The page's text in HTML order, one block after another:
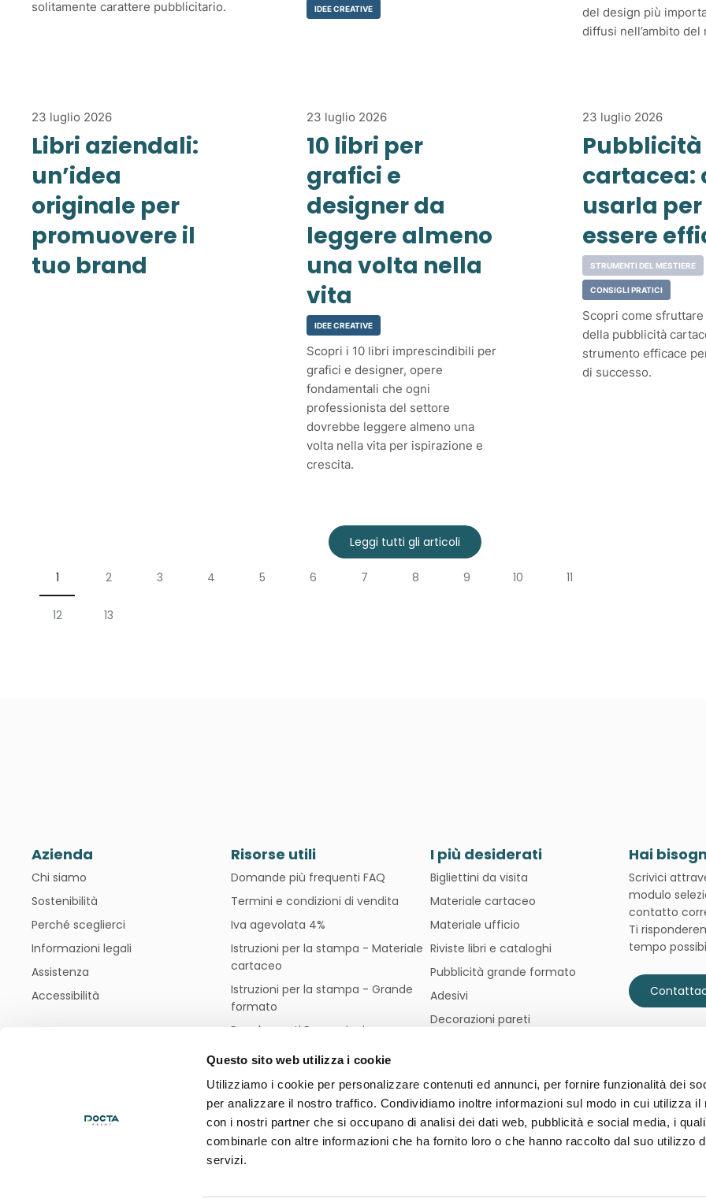
Questo sito web utilizza i cookie
Utilizziamo i cookie per personalizzare contenuti ed annunci, per fornire funzionalità dei
per analizzare il nostro traffico. Condividiamo inoltre informazioni sul modo in cui utilizza il
con i nostri partner che si occupano di analisi dei dati web, pubblicità e social media, i
combinarle con altre informazioni che ha fornito loro o che hanno raccolto dal suo utilizzo
servizi.
solitamente carattere pubblicitario.
IDEE CREATIVE
del design più
diffusi nell’ambito del
23 luglio 2026
Libri aziendali:
un’idea
originale per
promuovere il
tuo brand
23 luglio 2026
10 libri per
grafici e
designer da
leggere almeno
una volta nella
vita
IDEE CREATIVE
Scopri i 10 libri imprescindibili per
grafici e designer, opere
fondamentali che ogni
professionista del settore
dovrebbe leggere almeno una
volta nella vita per ispirazione e
crescita.
23 luglio 2026
Pubblicità
cartacea:
usarla per
essere
STRUMENTI DEL MESTIERE
CONSIGLI PRATICI
Scopri come
della pubblicità
strumento efficace
di successo.
Leggi tutti gli articoli
1 2 3 4 5 6 7 8 9 10 11
12 13
Azienda
Chi siamo
Sostenibilità
Perché sceglierci
Informazioni legali
Assistenza
Accessibilità
Risorse utili
Domande più frequenti FAQ
Termini e condizioni di vendita
Iva agevolata 4%
Istruzioni per la stampa - Materiale
cartaceo
Istruzioni per la stampa - Grande
formato
Regolamenti Promozioni
Blog
I più desiderati
Bigliettini da visita
Materiale cartaceo
Materiale ufficio
Riviste libri e cataloghi
Pubblicità grande formato
Adesivi
Decorazioni pareti
Hai
Scrivici
modulo
contatto
Ti
tempo
Modalità di